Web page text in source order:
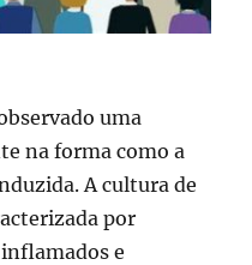
uma
na forma como a
A cultura de
por
e